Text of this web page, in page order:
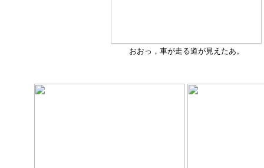
おおっ，車が走る道が見えたあ。